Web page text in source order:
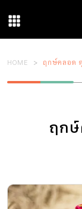
HOME ฤกษ์คลอด
ฤก